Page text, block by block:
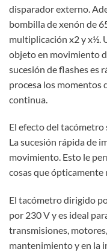
disparador externo.
bombilla de xenón de
multiplicación x2 y x½.
objeto en movimiento
sucesión de flashes es
procesa los momentos
continua.
El efecto del tacómetro
La sucesión rápida de
movimiento. Esto le
cosas que
El tacómetro dirigido
por 230 V y es ideal
transmisiones,
mantenimiento y en la